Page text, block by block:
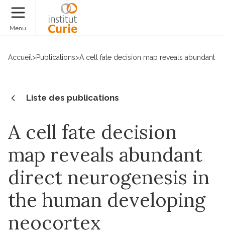
Menu
Accueil >Publications>A cell fate decision map reveals abundant
Liste des publications
A cell fate decision
map reveals abundant
direct neurogenesis in
the human developing
neocortex